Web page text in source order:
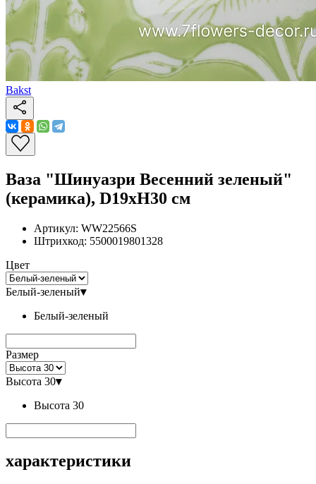
Bakst
Ваза "Шинуазри Весенний зеленый"
(керамика), D19xH30 см
Артикул: WW22566S
Штрихкод: 5500019801328
Цвет
Белый-зеленый▾
Белый-зеленый
Размер
Высота 30▾
Высота 30
характеристики